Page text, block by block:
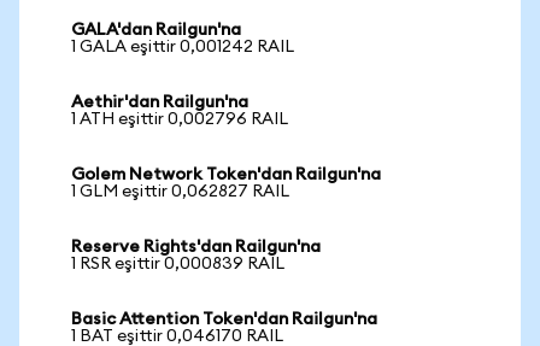
GALA'dan Railgun'na
1 GALA eşittir 0,001242 RAIL
Aethir'dan Railgun'na
1 ATH eşittir 0,002796 RAIL
Golem Network Token'dan Railgun'na
1 GLM eşittir 0,062827 RAIL
Reserve Rights'dan Railgun'na
1 RSR eşittir 0,000839 RAIL
Basic Attention Token'dan Railgun'na
1 BAT eşittir 0,046170 RAIL